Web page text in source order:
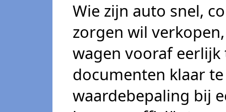
Wie zijn auto snel,
zorgen wil
wagen vooraf
documenten klaar
waardebepaling bij